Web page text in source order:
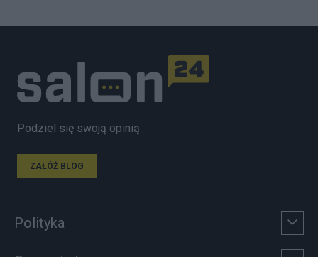
Podziel się swoją opinią
ZAŁÓŻ BLOG
Polityka